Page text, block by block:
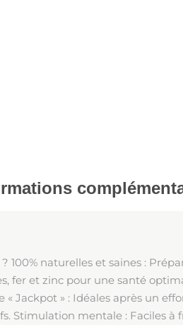
naturelles et saines :
fer et zinc pour une santé
« Jackpot » : Idéales après un
Stimulation mentale : Faciles